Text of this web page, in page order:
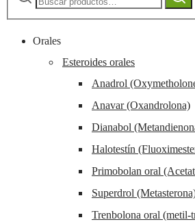
Orales
Esteroides orales
Anadrol
Anavar (Oxandrolona)
Dianabol
Halotestín
Primobolan oral
Superdrol
Trenbolona oral (metil-